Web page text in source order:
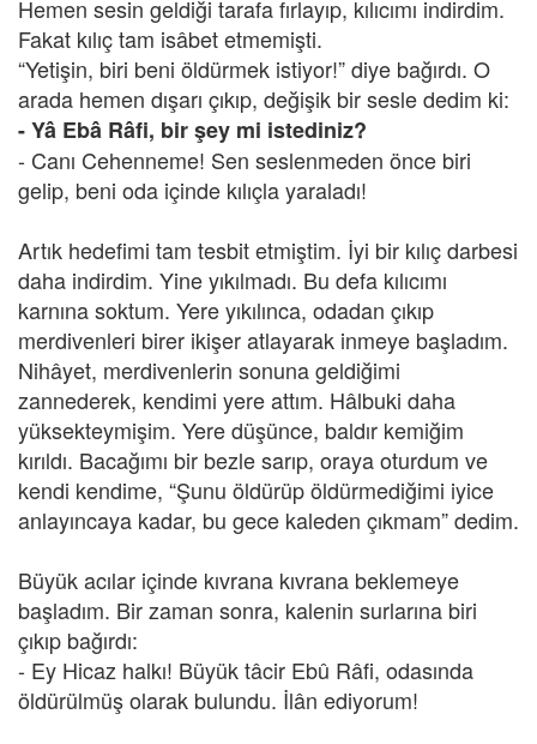
Hemen sesin geldiği tarafa fırlayıp, kılıcımı indirdim.
Fakat kılıç tam isâbet etmemişti.
“Yetişin, biri beni öldürmek istiyor!” diye bağırdı. O
arada hemen dışarı çıkıp, değişik bir sesle dedim ki:
- Yâ Ebâ Râfi, bir şey mi istediniz?
- Canı Cehenneme! Sen seslenmeden önce biri
gelip, beni oda içinde kılıçla yaraladı!
Artık hedefimi tam tesbit etmiştim. İyi bir kılıç darbesi
daha indirdim. Yine yıkılmadı. Bu defa kılıcımı
karnına soktum. Yere yıkılınca, odadan çıkıp
merdivenleri birer ikişer atlayarak inmeye başladım.
Nihâyet, merdivenlerin sonuna geldiğimi
zannederek, kendimi yere attım. Hâlbuki daha
yüksekteymişim. Yere düşünce, baldır kemiğim
kırıldı. Bacağımı bir bezle sarıp, oraya oturdum ve
kendi kendime, “Şunu öldürüp öldürmediğimi iyice
anlayıncaya kadar, bu gece kaleden çıkmam” dedim.
Büyük acılar içinde kıvrana kıvrana beklemeye
başladım. Bir zaman sonra, kalenin surlarına biri
çıkıp bağırdı:
- Ey Hicaz halkı! Büyük tâcir Ebû Râfi, odasında
öldürülmüş olarak bulundu. İlân ediyorum!